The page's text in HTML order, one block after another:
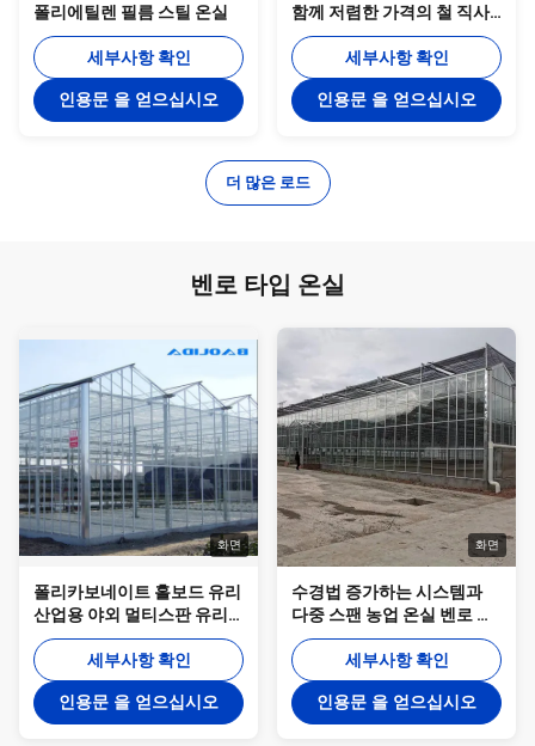
폴리에틸렌 필름 스틸 온실
세부사항 확인
인용문 을 얻으십시오
함께 저렴한 가격의 철 직사
각형 온실 프레임
세부사항 확인
인용문 을 얻으십시오
더 많은 로드
벤로 타입 온실
화면
폴리카보네이트 홀보드 유리
산업용 야외 멀티스판 유리
전문 네덜란드 온실 꽃 심기
세부사항 확인
인용문 을 얻으십시오
화면
수경법 증가하는 시스템과
다중 스팬 농업 온실 벤로 템
퍼드 글라스 온실
세부사항 확인
인용문 을 얻으십시오